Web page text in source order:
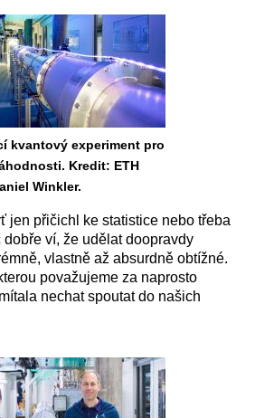
kvantový experiment pro
Kredit: ETH
Winkler.
jen přičichl ke statistice nebo třeba
dobře ví, že udělat doopravdy
vlastně až absurdně obtížné.
považujeme za naprosto
nechat spoutat do našich